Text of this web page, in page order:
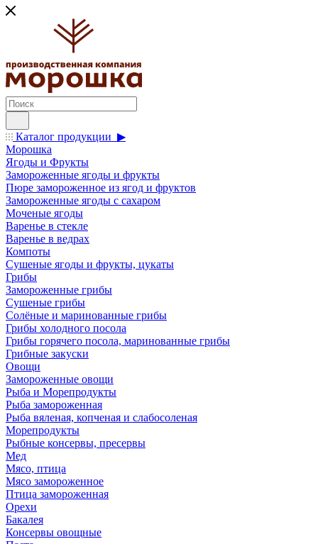
Каталог продукции ▶
Морошка
Ягоды и Фрукты
Замороженные ягоды и фрукты
Пюре замороженное из ягод и фруктов
Замороженные ягоды с сахаром
Моченые ягоды
Варенье в стекле
Варенье в ведрах
Компоты
Сушеные ягоды и фрукты, цукаты
Грибы
Замороженные грибы
Сушеные грибы
Солёные и маринованные грибы
Грибы холодного посола
Грибы горячего посола, маринованные грибы
Грибные закуски
Овощи
Замороженные овощи
Рыба и Морепродукты
Рыба замороженная
Рыба вяленая, копченая и слабосоленая
Морепродукты
Рыбные консервы, пресервы
Мед
Мясо, птица
Мясо замороженное
Птица замороженная
Орехи
Бакалея
Консервы овощные